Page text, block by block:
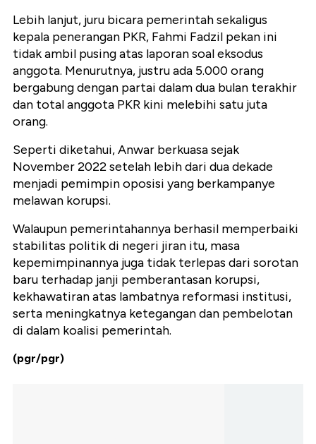
Lebih lanjut, juru bicara pemerintah sekaligus
kepala penerangan PKR, Fahmi Fadzil pekan ini
tidak ambil pusing atas laporan soal eksodus
anggota. Menurutnya, justru ada 5.000 orang
bergabung dengan partai dalam dua bulan terakhir
dan total anggota PKR kini melebihi satu juta
orang.
Seperti diketahui, Anwar berkuasa sejak
November 2022 setelah lebih dari dua dekade
menjadi pemimpin oposisi yang berkampanye
melawan korupsi.
Walaupun pemerintahannya berhasil memperbaiki
stabilitas politik di negeri jiran itu, masa
kepemimpinannya juga tidak terlepas dari sorotan
baru terhadap janji pemberantasan korupsi,
kekhawatiran atas lambatnya reformasi institusi,
serta meningkatnya ketegangan dan pembelotan
di dalam koalisi pemerintah.
(pgr/pgr)